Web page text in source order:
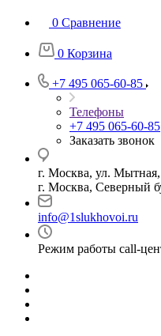
0 Сравнение
0 Корзина
+7 495 065-60-85
Телефоны
+7 495 065-60-85
Заказать звонок
г. Москва, ул.
г. Москва, Северный
info@1slukhovoi.ru
Режим работы call-